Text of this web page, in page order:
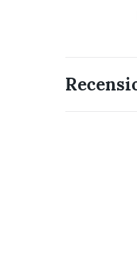
Skriv
Stick